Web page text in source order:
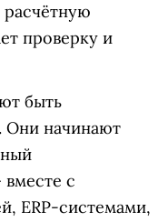
расчётную
проверку и
быть
Они начинают
с
ERP-системами,